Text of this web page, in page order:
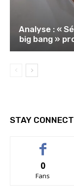
Analyse : «
big bang »
STAY
0
Fans